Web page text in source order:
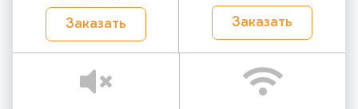
Заказать Заказать